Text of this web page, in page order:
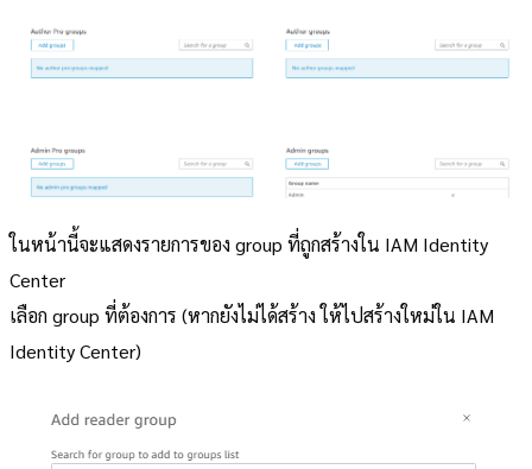
ในหน้านี้จะแสดงรายการของ group ที่ถูกสร้างใน IAM Identity
Center
เลือก group ที่ต้องการ (หากยังไม่ได้สร้าง ให้ไปสร้างใหม่ใน IAM
Identity Center)